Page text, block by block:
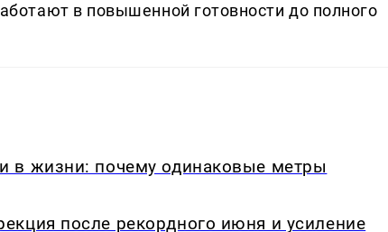
в повышенной готовности до полного
в жизни: почему одинаковые метры
после рекордного июня и усиление